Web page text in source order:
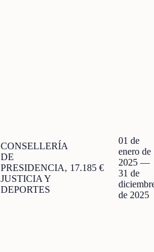
CONSELLERÍA
DE
PRESIDENCIA,
JUSTICIA Y
DEPORTES
17.185 €
01 de
enero de
2025 —
31 de
de 2025